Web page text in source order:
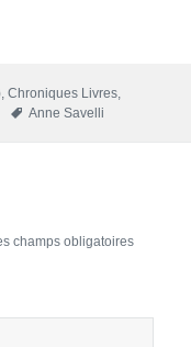
,Chroniques Livres
Mots-
Anne Savelli
champs obligatoires